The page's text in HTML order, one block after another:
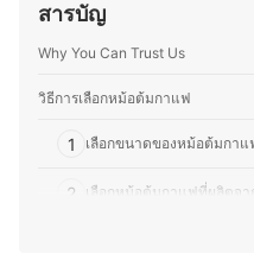
ทดลองวัตถุดิบใหม่
สามารถนำไปต่อยอ
สารบัญ
Why You Can Trust Us
วิธีการเลือกหม้อต้มกาแฟ
1 เลือกขนาดของหม้อต้มกา
2 เลือกหม้อต้มกาแฟที่ผลิตจา